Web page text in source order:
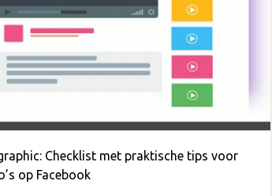
Checklist met praktische tips voor
op Facebook